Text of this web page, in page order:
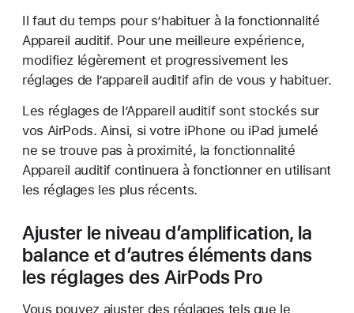
Il faut du temps pour s’habituer à la fonctionnalité
Appareil auditif. Pour une meilleure expérience,
modifiez légèrement et progressivement les
réglages de l’appareil auditif afin de vous y habituer.
Les réglages de l’Appareil auditif sont stockés sur
vos AirPods. Ainsi, si votre iPhone ou iPad jumelé
ne se trouve pas à proximité, la fonctionnalité
Appareil auditif continuera à fonctionner en utilisant
les réglages les plus récents.
Ajuster le niveau d’amplification, la
balance et d’autres éléments dans
les réglages des AirPods Pro
Vous pouvez ajuster des réglages tels que le